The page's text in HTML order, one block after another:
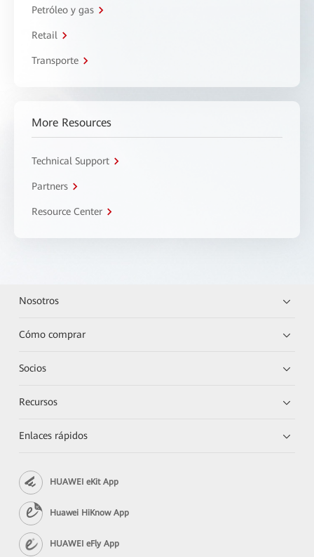
Petróleo y gas
Retail
Transporte
More Resources
Technical Support
Partners
Resource Center
Nosotros
Cómo comprar
Socios
Recursos
Enlaces rápidos
HUAWEI eKit App
Huawei HiKnow App
HUAWEI eFly App